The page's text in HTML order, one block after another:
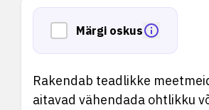
Märgi oskus
Rakendab teadlikke
aitavad vähendada ohtlikku